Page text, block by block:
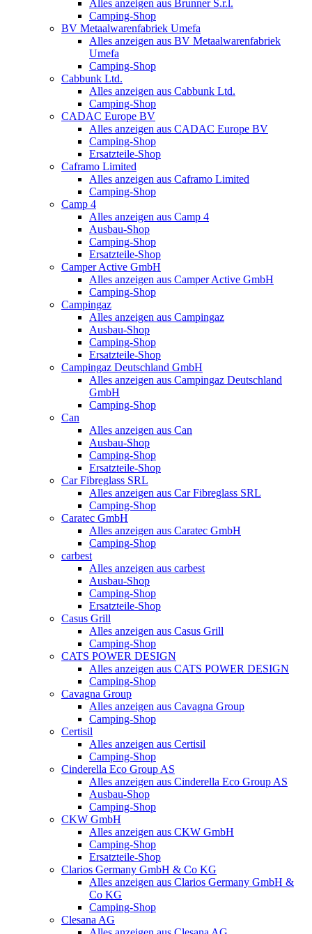
Alles anzeigen aus Brunner S.r.l.
Camping-Shop
BV Metaalwarenfabriek Umefa
Alles anzeigen aus BV Metaalwarenfabriek
Umefa
Camping-Shop
Cabbunk Ltd.
Alles anzeigen aus Cabbunk Ltd.
Camping-Shop
CADAC Europe BV
Alles anzeigen aus CADAC Europe BV
Camping-Shop
Ersatzteile-Shop
Caframo Limited
Alles anzeigen aus Caframo Limited
Camping-Shop
Camp 4
Alles anzeigen aus Camp 4
Ausbau-Shop
Camping-Shop
Ersatzteile-Shop
Camper Active GmbH
Alles anzeigen aus Camper Active GmbH
Camping-Shop
Campingaz
Alles anzeigen aus Campingaz
Ausbau-Shop
Camping-Shop
Ersatzteile-Shop
Campingaz Deutschland GmbH
Alles anzeigen aus Campingaz Deutschland
GmbH
Camping-Shop
Can
Alles anzeigen aus Can
Ausbau-Shop
Camping-Shop
Ersatzteile-Shop
Car Fibreglass SRL
Alles anzeigen aus Car Fibreglass SRL
Camping-Shop
Caratec GmbH
Alles anzeigen aus Caratec GmbH
Camping-Shop
carbest
Alles anzeigen aus carbest
Ausbau-Shop
Camping-Shop
Ersatzteile-Shop
Casus Grill
Alles anzeigen aus Casus Grill
Camping-Shop
CATS POWER DESIGN
Alles anzeigen aus CATS POWER DESIGN
Camping-Shop
Cavagna Group
Alles anzeigen aus Cavagna Group
Camping-Shop
Certisil
Alles anzeigen aus Certisil
Camping-Shop
Cinderella Eco Group AS
Alles anzeigen aus Cinderella Eco Group AS
Ausbau-Shop
Camping-Shop
CKW GmbH
Alles anzeigen aus CKW GmbH
Camping-Shop
Ersatzteile-Shop
Clarios Germany GmbH & Co KG
Alles anzeigen aus Clarios Germany GmbH &
Co KG
Camping-Shop
Clesana AG